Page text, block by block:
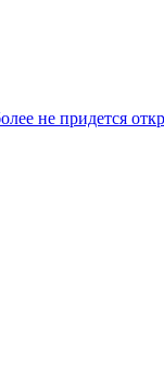
не придется